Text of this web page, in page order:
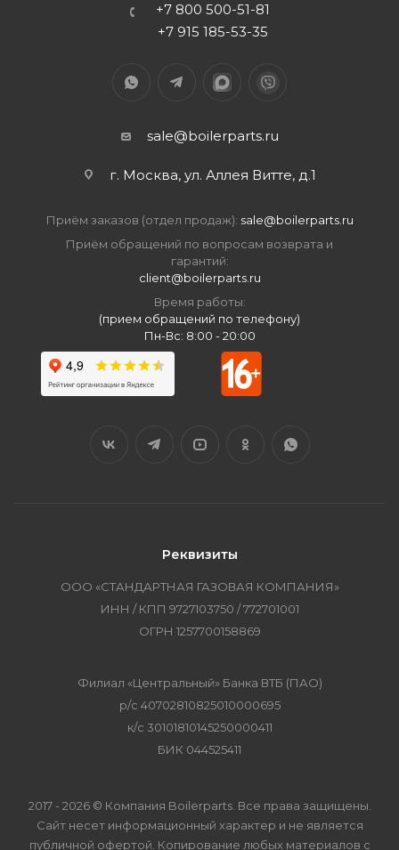
+7 800 500-51-81
+7 915 185-53-35
sale@boilerparts.ru
г. Москва, ул. Аллея Витте, д.1
Приём заказов (отдел продаж): sale@boilerparts.ru
Приём обращений по вопросам возврата и
гарантий:
client@boilerparts.ru
Время работы:
(прием обращений по телефону)
Пн-Вс: 8:00 - 20:00
Реквизиты
ООО «СТАНДАРТНАЯ ГАЗОВАЯ КОМПАНИЯ»
ИНН / КПП 9727103750 / 772701001
ОГРН 1257700158869
Филиал «Центральный» Банка ВТБ (ПАО)
р/с 40702810825010000695
к/с 30101810145250000411
БИК 044525411
2017 - 2026 © Компания Boilerparts. Все права защищены.
Сайт несет информационный характер и не является
публичной офертой. Копирование любых материалов с